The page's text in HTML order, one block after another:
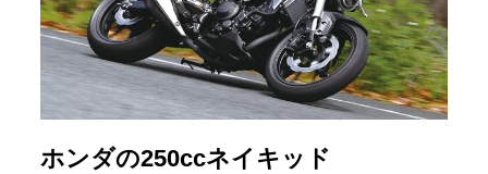
ホンダの250ccネイキッド